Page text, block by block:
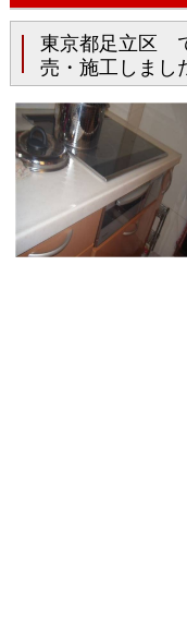
東京都足立区
売・施工しまし